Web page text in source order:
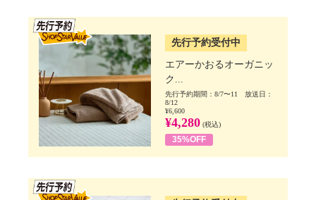
先行予約受付中
エアーかおるオーガニッ
ク...
先行予約期間：8/7〜11 放送日：
8/12
¥6,600
¥4,280 (税込)
35%OFF